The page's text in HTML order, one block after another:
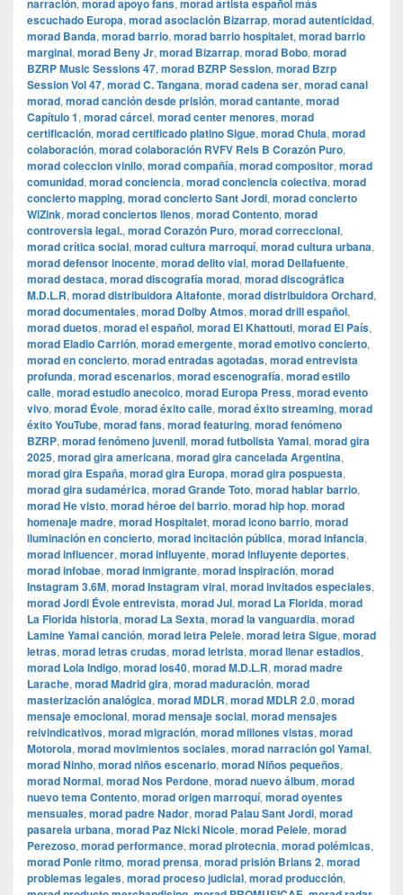
narración, morad apoyo fans, morad artista español más
escuchado Europa, morad asociación Bizarrap, morad autenticidad,
morad Banda, morad barrio, morad barrio hospitalet, morad barrio
marginal, morad Beny Jr, morad Bizarrap, morad Bobo, morad
BZRP Music Sessions 47, morad BZRP Session, morad Bzrp
Session Vol 47, morad C. Tangana, morad cadena ser, morad canal
morad, morad canción desde prisión, morad cantante, morad
Capítulo 1, morad cárcel, morad center menores, morad
certificación, morad certificado platino Sigue, morad Chula, morad
colaboración, morad colaboración RVFV Rels B Corazón Puro,
morad coleccion vinilo, morad compañía, morad compositor, morad
comunidad, morad conciencia, morad conciencia colectiva, morad
concierto mapping, morad concierto Sant Jordi, morad concierto
WiZink, morad conciertos llenos, morad Contento, morad
controversia legal., morad Corazón Puro, morad correccional,
morad crítica social, morad cultura marroquí, morad cultura urbana,
morad defensor inocente, morad delito vial, morad Dellafuente,
morad destaca, morad discografía morad, morad discográfica
M.D.L.R, morad distribuidora Altafonte, morad distribuidora Orchard,
morad documentales, morad Dolby Atmos, morad drill español,
morad duetos, morad el español, morad El Khattouti, morad El País,
morad Eladio Carrión, morad emergente, morad emotivo concierto,
morad en concierto, morad entradas agotadas, morad entrevista
profunda, morad escenarios, morad escenografía, morad estilo
calle, morad estudio anecoico, morad Europa Press, morad evento
vivo, morad Évole, morad éxito calle, morad éxito streaming, morad
éxito YouTube, morad fans, morad featuring, morad fenómeno
BZRP, morad fenómeno juvenil, morad futbolista Yamal, morad gira
2025, morad gira americana, morad gira cancelada Argentina,
morad gira España, morad gira Europa, morad gira pospuesta,
morad gira sudamérica, morad Grande Toto, morad hablar barrio,
morad He visto, morad héroe del barrio, morad hip hop, morad
homenaje madre, morad Hospitalet, morad icono barrio, morad
iluminación en concierto, morad incitación pública, morad infancia,
morad influencer, morad influyente, morad influyente deportes,
morad infobae, morad inmigrante, morad inspiración, morad
Instagram 3.6M, morad Instagram viral, morad invitados especiales,
morad Jordi Évole entrevista, morad Jul, morad La Florida, morad
La Florida historia, morad La Sexta, morad la vanguardia, morad
Lamine Yamal canción, morad letra Pelele, morad letra Sigue, morad
letras, morad letras crudas, morad letrista, morad llenar estadios,
morad Lola Indigo, morad los40, morad M.D.L.R, morad madre
Larache, morad Madrid gira, morad maduración, morad
masterización analógica, morad MDLR, morad MDLR 2.0, morad
mensaje emocional, morad mensaje social, morad mensajes
reivindicativos, morad migración, morad millones vistas, morad
Motorola, morad movimientos sociales, morad narración gol Yamal,
morad Ninho, morad niños escenario, morad Niños pequeños,
morad Normal, morad Nos Perdone, morad nuevo álbum, morad
nuevo tema Contento, morad origen marroquí, morad oyentes
mensuales, morad padre Nador, morad Palau Sant Jordi, morad
pasarela urbana, morad Paz Nicki Nicole, morad Pelele, morad
Perezoso, morad performance, morad pirotecnia, morad polémicas,
morad Ponle ritmo, morad prensa, morad prisión Brians 2, morad
problemas legales, morad proceso judicial, morad producción,